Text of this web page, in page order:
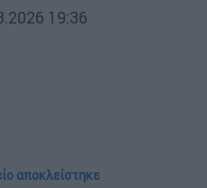
19:36
αποκλείστηκε